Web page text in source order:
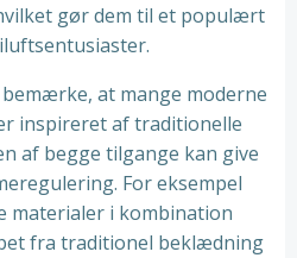
gør dem til et populært
at mange moderne
inspireret af traditionelle
af begge tilgange kan give
For eksempel
materialer i kombination
fra traditionel beklædning